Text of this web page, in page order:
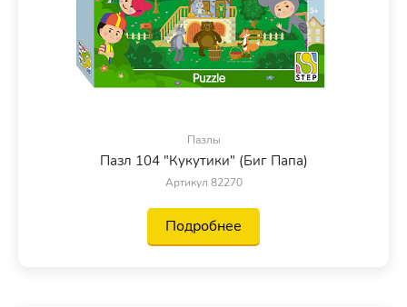
Пазлы
Пазл 104 "Кукутики" (Биг Папа)
Артикул 82270
Подробнее